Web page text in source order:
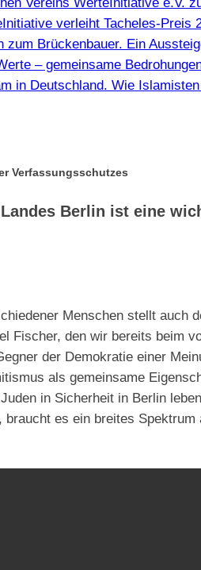
verleiht Tacheles-Preis
zum Brückenbauer. Ein
– gemeinsame
in Deutschland. Wie
Verfassungsschutzes
Berlin ist eine
Menschen stellt auch
Fischer, den wir bereits beim
der Demokratie einer
als gemeinsame
in Sicherheit in Berlin
es ein breites